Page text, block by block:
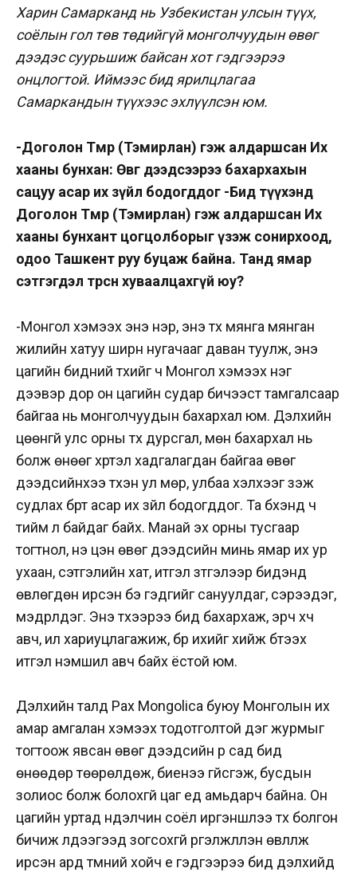
Харин Самарканд нь Узбекистан улсын түүх,
соёлын гол төв төдийгүй монголчуудын өвөг
дээдэс суурьшиж байсан хот гэдгээрээ
онцлогтой. Иймээс бид ярилцлагаа
Самаркандын түүхээс эхлүүлсэн юм.
-Доголон Төмөр (Тэмирлан) гэж алдаршсан Их
хааны бунхан: Өвөг дээдсээрээ бахархахын
сацуу асар их зүйл бодогддог -Бид түүхэнд
Доголон Төмөр (Тэмирлан) гэж алдаршсан Их
хааны бунхант цогцолборыг үзэж сонирхоод,
одоо Ташкент руу буцаж байна. Танд ямар
сэтгэгдэл төрснөө хуваалцахгүй юу?
-Монгол хэмээх энэ нэр, энэ түүх мянга мянган
жилийн хатуу ширүүн нугачааг даван туулж, энэ
цагийн бидний түүхийг ч Монгол хэмээх нэг
дээвэр дор он цагийн судар бичээст тамгалсаар
байгаа нь монголчуудын бахархал юм. Дэлхийн
цөөнгүй улс орны түүх дурсгал, мөн бахархал нь
болж өнөөг хүртэл хадгалагдан байгаа өвөг
дээдсийнхээ түүхэн ул мөр, улбаа хэлхээг үзэж
судлах бүрт асар их зүйл бодогддог. Та бүхэнд ч
тийм л байдаг байх. Манай эх орны тусгаар
тогтнол, үнэ цэн өвөг дээдсийн минь ямар их ур
ухаан, сэтгэлийн хат, итгэл зүтгэлээр бидэнд
өвлөгдөн ирсэн бэ гэдгийг сануулдаг, сэрээдэг,
мэдрүүлдэг. Энэ түүхээрээ бид бахархаж, эрч хүч
авч, илүү хариуцлагажиж, бүр ихийг хийж бүтээх
итгэл үнэмшил авч байх ёстой юм.
Дэлхийн талд Pax Mongolica буюу Монголын их
амар амгалан хэмээх тодотголтой дэг журмыг
тогтоож явсан өвөг дээдсийн үр сад бид
өнөөдөр төөрөлдөж, биенээ үгүйсгэж, бусдын
золиос болж болохгүй цаг үед амьдарч байна. Он
цагийн уртад нүүдэлчин соёл иргэншлээ түүх болгон
бичиж үлдээгээд зогсохгүй үргэлжлүүлэн өвлүүлж
ирсэн ард түмний хойч үе гэдгээрээ бид дэлхийд